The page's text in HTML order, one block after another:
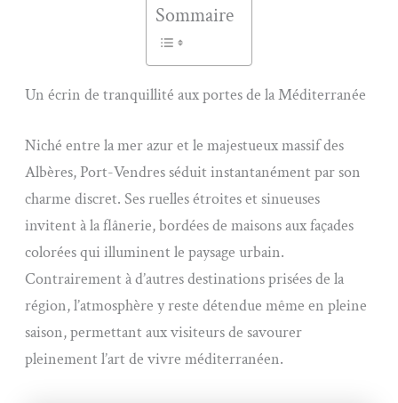
Sommaire
Un écrin de tranquillité aux portes de la Méditerranée
Niché entre la mer azur et le majestueux massif des
Albères, Port-Vendres séduit instantanément par son
charme discret. Ses ruelles étroites et sinueuses
invitent à la flânerie, bordées de maisons aux façades
colorées qui illuminent le paysage urbain.
Contrairement à d’autres destinations prisées de la
région, l’atmosphère y reste détendue même en pleine
saison, permettant aux visiteurs de savourer
pleinement l’art de vivre méditerranéen.